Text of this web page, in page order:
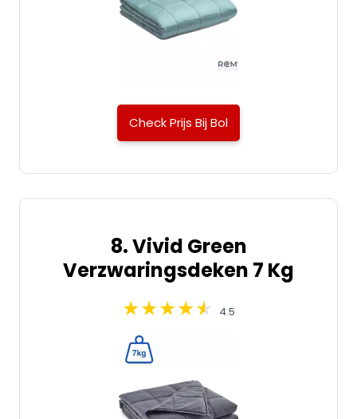
Check Prijs Bij Bol
8. Vivid Green
Verzwaringsdeken 7 Kg
4.5